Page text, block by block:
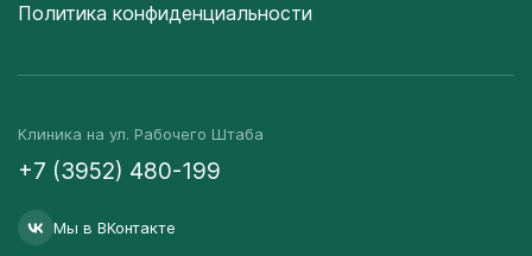
Политика конфиденциальности
Клиника на ул. Рабочего Штаба
+7 (3952) 480-199
Мы в ВКонтакте